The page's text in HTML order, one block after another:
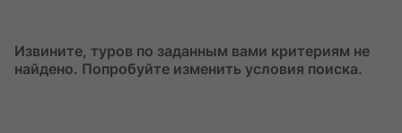
Индивидуальные
Извините, туров по заданным вами критериям не
найдено. Попробуйте изменить условия поиска.